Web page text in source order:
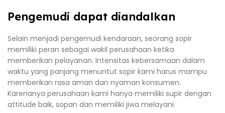
Pengemudi dapat diandalkan
Selain menjadi pengemudi kendaraan, seorang sopir
memiliki peran sebagai wakil perusahaan ketika
memberikan pelayanan. Intensitas kebersamaan dalam
waktu yang panjang menuntut sopir kami harus mampu
memberikan rasa aman dan nyaman konsumen.
Karenanya perusahaan kami hanya memiliki supir dengan
attitude baik, sopan dan memiliki jiwa melayani.